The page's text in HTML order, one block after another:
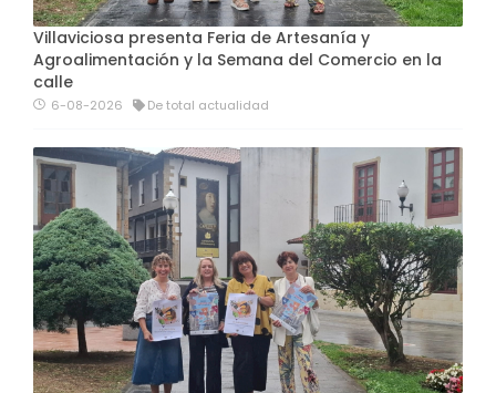
Villaviciosa presenta Feria de Artesanía y
Agroalimentación y la Semana del Comercio en la
calle
6-08-2026 De total actualidad